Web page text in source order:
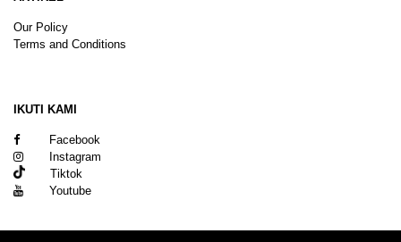
Our Policy
Terms and Conditions
IKUTI KAMI
Facebook
Instagram
Tiktok
Youtube